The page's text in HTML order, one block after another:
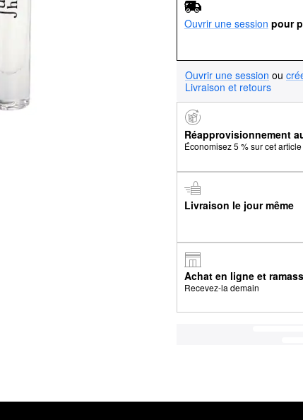
Ouvrir une session pour
Ouvrir une session ou
Livraison et retours
Réapprovisionnement
Économisez 5 % sur cet article
Livraison le jour même
Achat en ligne et
Recevez-la demain